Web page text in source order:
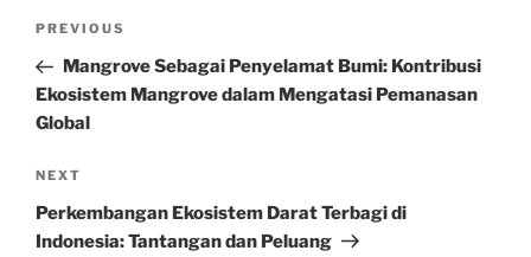
Previous
Post
PREVIOUS
Mangrove Sebagai Penyelamat Bumi: Kontribusi
Ekosistem Mangrove dalam Mengatasi Pemanasan
Global
Next
Post
NEXT
Perkembangan Ekosistem Darat Terbagi di
Indonesia: Tantangan dan Peluang